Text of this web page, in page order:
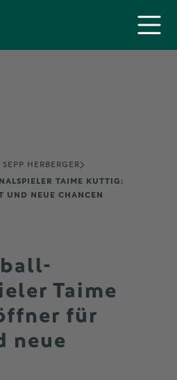
HERBERGER
TAIME KUTTIG: T
NEUE CHANCEN
Taime
für
neue